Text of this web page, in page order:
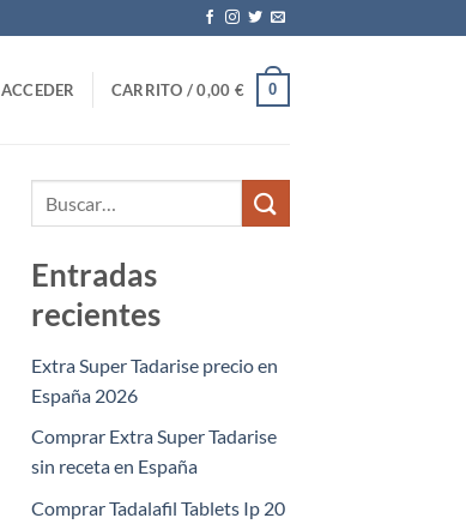
ACCEDER CARRITO /0,00 € 0
Entradas
recientes
Extra Super Tadarise precio en
España 2026
Comprar Extra Super Tadarise
sin receta en España
Comprar Tadalafil Tablets Ip 20